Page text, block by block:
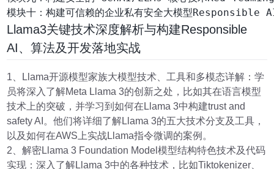
Llama3关键技术深度解析与构建Responsible
AI、算法及开发落地实战
1、Llama开源模型家族大模型技术、工具和多模态详解：学
员将深入了解Meta Llama 3的创新之处，比如其在语言模型
技术上的突破，并学习到如何在Llama 3中构建trust and
safety AI。他们将详细了解Llama 3的五大技术分支及工具，
以及如何在AWS上实战Llama指令微调的案例。
2、解密Llama 3 Foundation Model模型结构特色技术及代码
实现：深入了解Llama 3中的各种技术，比如Tiktokenizer、